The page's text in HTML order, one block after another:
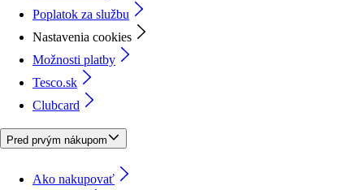
Poplatok za službu
Nastavenia cookies
Možnosti platby
Tesco.sk
Clubcard
Pred prvým nákupom
Ako nakupovať